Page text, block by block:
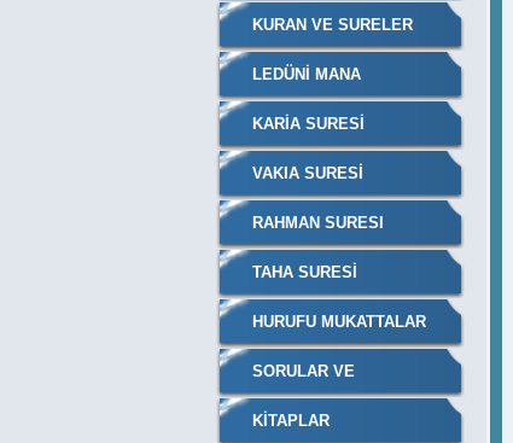
KURAN VE SURELER
LEDÜNI MANA
KARIA SURESI
VAKIA SURESİ
RAHMAN SURESI
TAHA SURESI
HURUFU MUKATTALAR
SORULAR VE
CEVAPLARI
KITAPLAR